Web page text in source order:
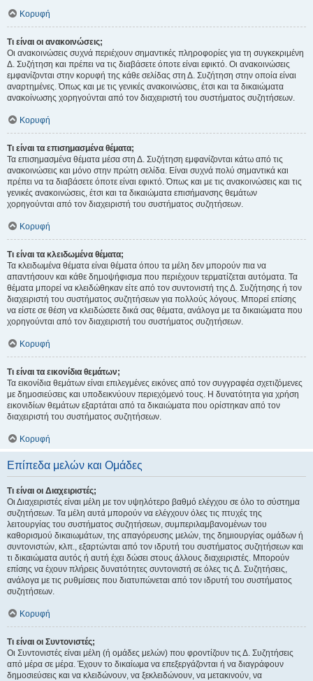
Κορυφή
Τι είναι οι ανακοινώσεις;
Οι ανακοινώσεις συχνά περιέχουν σημαντικές πληροφορίες για τη συγκεκριμένη
Δ. Συζήτηση και πρέπει να τις διαβάσετε όποτε είναι εφικτό. Οι ανακοινώσεις
εμφανίζονται στην κορυφή της κάθε σελίδας στη Δ. Συζήτηση στην οποία είναι
αναρτημένες. Όπως και με τις γενικές ανακοινώσεις, έτσι και τα δικαιώματα
ανακοίνωσης χορηγούνται από τον διαχειριστή του συστήματος συζητήσεων.
Κορυφή
Τι είναι τα επισημασμένα θέματα;
Τα επισημασμένα θέματα μέσα στη Δ. Συζήτηση εμφανίζονται κάτω από τις
ανακοινώσεις και μόνο στην πρώτη σελίδα. Είναι συχνά πολύ σημαντικά και
πρέπει να τα διαβάσετε όποτε είναι εφικτό. Όπως και με τις ανακοινώσεις και τις
γενικές ανακοινώσεις, έτσι και τα δικαιώματα επισήμανσης θεμάτων
χορηγούνται από τον διαχειριστή του συστήματος συζητήσεων.
Κορυφή
Τι είναι τα κλειδωμένα θέματα;
Τα κλειδωμένα θέματα είναι θέματα όπου τα μέλη δεν μπορούν πια να
απαντήσουν και κάθε δημοψήφισμα που περιέχουν τερματίζεται αυτόματα. Τα
θέματα μπορεί να κλειδώθηκαν είτε από τον συντονιστή της Δ. Συζήτησης ή τον
διαχειριστή του συστήματος συζητήσεων για πολλούς λόγους. Μπορεί επίσης
να είστε σε θέση να κλειδώσετε δικά σας θέματα, ανάλογα με τα δικαιώματα που
χορηγούνται από τον διαχειριστή του συστήματος συζητήσεων.
Κορυφή
Τι είναι τα εικονίδια θεμάτων;
Τα εικονίδια θεμάτων είναι επιλεγμένες εικόνες από τον συγγραφέα σχετιζόμενες
με δημοσιεύσεις και υποδεικνύουν περιεχόμενό τους. Η δυνατότητα για χρήση
εικονιδίων θεμάτων εξαρτάται από τα δικαιώματα που ορίστηκαν από τον
διαχειριστή του συστήματος συζητήσεων.
Κορυφή
Επίπεδα μελών και Ομάδες
Τι είναι οι Διαχειριστές;
Οι Διαχειριστές είναι μέλη με τον υψηλότερο βαθμό ελέγχου σε όλο το σύστημα
συζητήσεων. Τα μέλη αυτά μπορούν να ελέγχουν όλες τις πτυχές της
λειτουργίας του συστήματος συζητήσεων, συμπεριλαμβανομένων του
καθορισμού δικαιωμάτων, της απαγόρευσης μελών, της δημιουργίας ομάδων ή
συντονιστών, κλπ., εξαρτώνται από τον ιδρυτή του συστήματος συζητήσεων και
τι δικαιώματα αυτός ή αυτή έχει δώσει στους άλλους διαχειριστές. Μπορούν
επίσης να έχουν πλήρεις δυνατότητες συντονιστή σε όλες τις Δ. Συζητήσεις,
ανάλογα με τις ρυθμίσεις που διατυπώνεται από τον ιδρυτή του συστήματος
συζητήσεων.
Κορυφή
Τι είναι οι Συντονιστές;
Οι Συντονιστές είναι μέλη (ή ομάδες μελών) που φροντίζουν τις Δ. Συζητήσεις
από μέρα σε μέρα. Έχουν το δικαίωμα να επεξεργάζονται ή να διαγράφουν
δημοσιεύσεις και να κλειδώνουν, να ξεκλειδώνουν, να μετακινούν, να